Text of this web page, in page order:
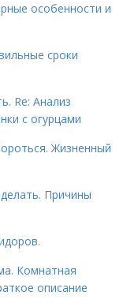
особенности и
сроки
Re: Анализ
с огурцами
Жизненный
Причины
Комнатная
описание